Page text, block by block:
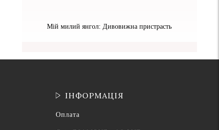
Мій милий янгол: Дивовижна пристрасть
ІНФОРМАЦІЯ
Оплата